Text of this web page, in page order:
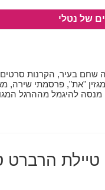
של נטלי
בעיר, הקרנות סרטים,
"את", פרסמתי שירה,
מנסה להיגמל מההרגל
הרברט